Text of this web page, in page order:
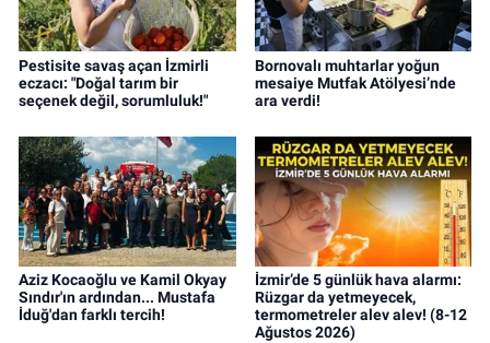
Pestisite savaş açan İzmirli
eczacı: "Doğal tarım bir
seçenek değil, sorumluluk!"
Bornovalı muhtarlar yoğun
mesaiye Mutfak Atölyesi’nde
ara verdi!
Aziz Kocaoğlu ve Kamil Okyay
Sındır'ın ardından... Mustafa
İduğ'dan farklı tercih!
İzmir’de 5 günlük hava alarmı:
Rüzgar da yetmeyecek,
termometreler alev alev! (8-12
Ağustos 2026)